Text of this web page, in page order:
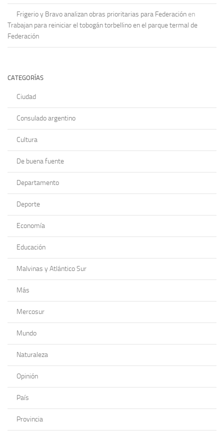
Frigerio y Bravo analizan obras prioritarias para Federación en
Trabajan para reiniciar el tobogán torbellino en el parque termal de
Federación
CATEGORÍAS
Ciudad
Consulado argentino
Cultura
De buena fuente
Departamento
Deporte
Economía
Educación
Malvinas y Atlántico Sur
Más
Mercosur
Mundo
Naturaleza
Opinión
País
Provincia